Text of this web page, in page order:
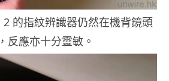
的指紋辨識器仍然在機背鏡頭
反應亦十分靈敏。